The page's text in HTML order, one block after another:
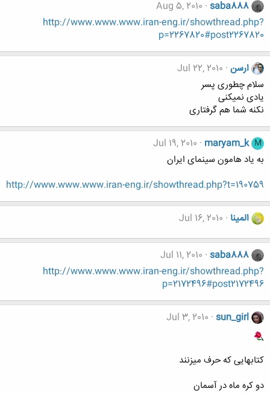
saba888
Aug 5, 2010
http://www.www.www.iran-eng.ir/showthread.php?
p=2267820#post2267820
ارسن Jul 22, 2010
سلام چطوری پسر
یادی نمیکنی
نکنه شما هم گرفتاری
M
maryam_k
Jul 19, 2010
به یاد هامون سینمای ایران
http://www.www.www.iran-eng.ir/showthread.php?t=190759
المینا Jul 16, 2010
saba888
Jul 11, 2010
http://www.www.www.iran-eng.ir/showthread.php?
p=2172496#post2172496
sun_girl
Jul 3, 2010
کتابهایی که حرف میزنند
دو کره ماه در آسمان